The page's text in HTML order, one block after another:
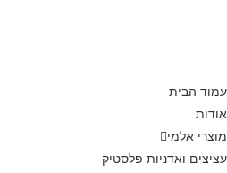
עמוד הבית
אודות
מוצרי אלמי
עציצים ואדניות פלסטיק